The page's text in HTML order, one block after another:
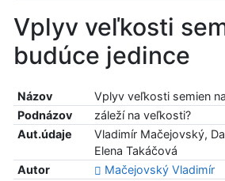
Vplyv veľkosti
budúce jedince
Názov
Vplyv veľkosti semien
Podnázov
záleží na veľkosti?
Aut.údaje
Vladimír Mačejovský,
Elena Takáčová
Autor
Mačejovský Vladimír